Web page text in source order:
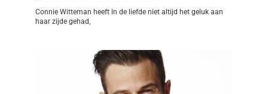
Connie Witteman heeft in de liefde niet altijd het geluk aan
haar zijde gehad,